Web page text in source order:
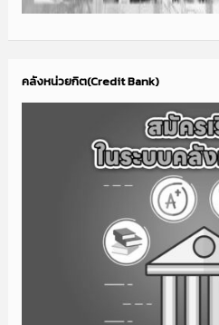
คลังหน่วยกิต(Credit Bank)